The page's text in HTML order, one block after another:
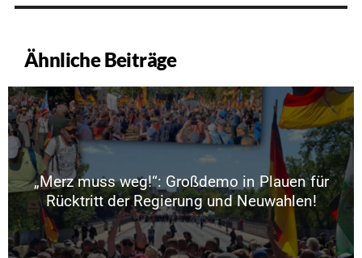
Ähnliche Beiträge
„Merz muss weg!“: Großdemo in Plauen für
Rücktritt der Regierung und Neuwahlen!